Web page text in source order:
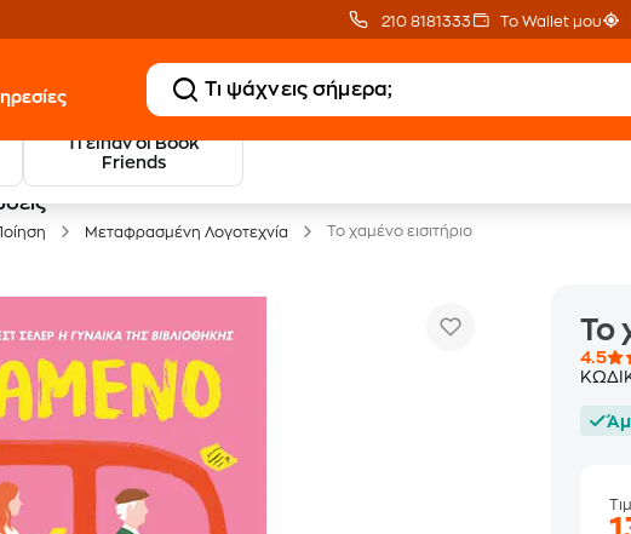
210 8181333 Το Wallet μου
Τι είπαν οι Book
Friends
20 € Public επιστροφή
με Snappi
Μεταφρασμένη Λογοτεχνία Το χαμένο εισιτήριο
Το
4.5